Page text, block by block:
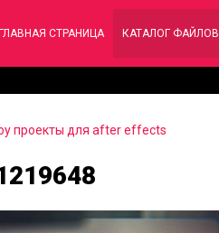
ГЛАВНАЯ СТРАНИЦА КАТАЛОГ ФАЙЛОВ
проекты для after effects